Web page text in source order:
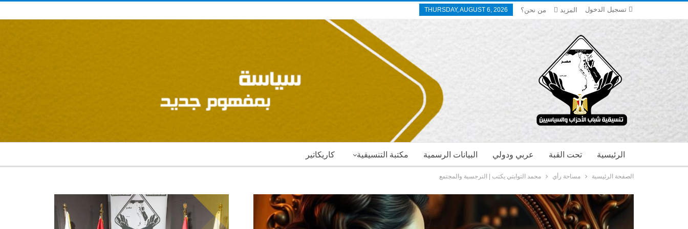
تسجيل الدخول THURSDAY, AUGUST 6, 2026 من نحن؟ المزيد
كاريكاتير مكتبة التنسيقية البيانات الرسمية عربي ودولي تحت القبة الرئيسية
الصفحة الرئيسية مساحة رأي محمد التوابتي يكتب | النرجسية والمجتمع